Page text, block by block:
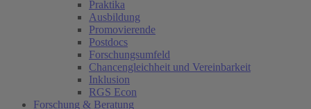
Praktika
Ausbildung
Promovierende
Postdocs
Forschungsumfeld
Chancengleichheit und Vereinbarkeit
Inklusion
RGS Econ
Forschung & Beratung